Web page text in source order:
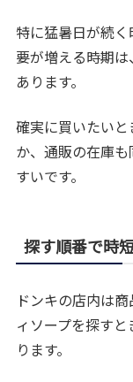
特に猛暑日が続
要が増える時期
あります。
確実に買いたい
か、通販の在庫
すいです。
探す順番で時
ドンキの店内は
ィソープを探す
ります。